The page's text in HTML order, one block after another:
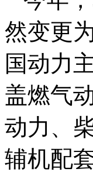
然变更
国动力
盖燃气
动力、
辅机配